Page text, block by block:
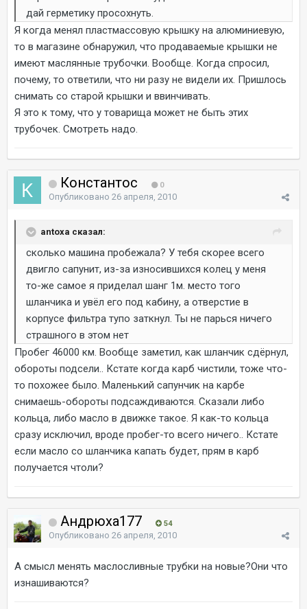
дай герметику просохнуть.
Я когда менял пластмассовую крышку на алюминиевую,
то в магазине обнаружил, что продаваемые крышки не
имеют маслянные трубочки. Вообще. Когда спросил,
почему, то ответили, что ни разу не видели их. Пришлось
снимать со старой крышки и ввинчивать.
Я это к тому, что у товарища может не быть этих
трубочек. Смотреть надо.
Константос 0
Опубликовано 26 апреля, 2010
antoxa сказал:
сколько машина пробежала? У тебя скорее всего
двигло сапунит, из-за износившихся колец у меня
то-же самое я приделал шанг 1м. место того
шланчика и увёл его под кабину, а отверстие в
корпусе фильтра тупо заткнул. Ты не парься ничего
страшного в этом нет
Пробег 46000 км. Вообще заметил, как шланчик сдёрнул,
обороты подсели.. Кстате когда карб чистили, тоже что-
то похожее было. Маленький сапунчик на карбе
снимаешь-обороты подсаждиваются. Сказали либо
кольца, либо масло в движке такое. Я как-то кольца
сразу исключил, вроде пробег-то всего ничего.. Кстате
если масло со шланчика капать будет, прям в карб
получается чтоли?
Андрюха177 54
Опубликовано 26 апреля, 2010
А смысл менять маслосливные трубки на новые?Они что
изнашиваются?